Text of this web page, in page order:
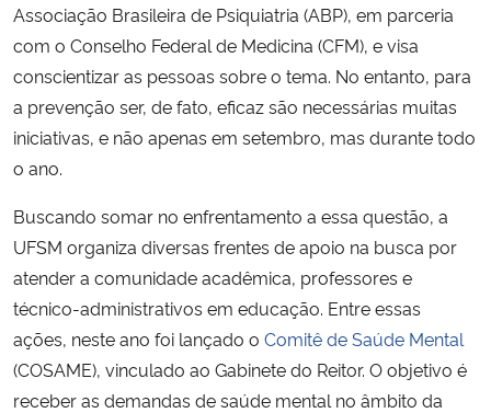
Associação Brasileira de Psiquiatria (ABP), em parceria
com o Conselho Federal de Medicina (CFM), e visa
conscientizar as pessoas sobre o tema. No entanto, para
a prevenção ser, de fato, eficaz são necessárias muitas
iniciativas, e não apenas em setembro, mas durante todo
o ano.
Buscando somar no enfrentamento a essa questão, a
UFSM organiza diversas frentes de apoio na busca por
atender a comunidade acadêmica, professores e
técnico-administrativos em educação. Entre essas
ações, neste ano foi lançado o Comitê de Saúde Mental
(COSAME), vinculado ao Gabinete do Reitor. O objetivo é
receber as demandas de saúde mental no âmbito da